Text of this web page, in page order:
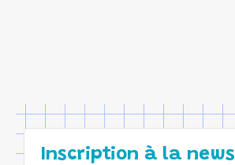
Inscription à la